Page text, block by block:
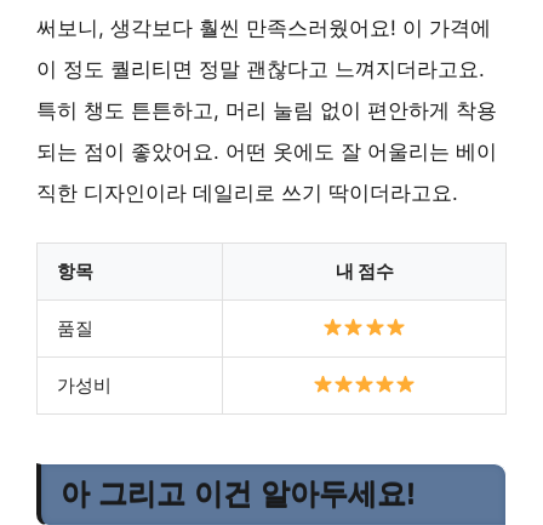
써보니, 생각보다 훨씬 만족스러웠어요! 이 가격에
이 정도 퀄리티면 정말 괜찮다고 느껴지더라고요.
특히 챙도 튼튼하고, 머리 눌림 없이 편안하게 착용
되는 점이 좋았어요. 어떤 옷에도 잘 어울리는 베이
직한 디자인이라 데일리로 쓰기 딱이더라고요.
항목 내 점수
품질
가성비
아 그리고 이건 알아두세요!